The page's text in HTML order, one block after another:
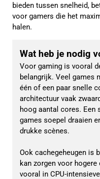
bieden tussen snelheid,
voor gamers die het
halen.
Wat heb je nodig
Voor gaming is vooral
belangrijk. Veel games
één of een paar snelle
architectuur vaak
hoog aantal cores. Een
games soepel draaien
drukke scènes.
Ook cachegeheugen is
kan zorgen voor
vooral in CPU-